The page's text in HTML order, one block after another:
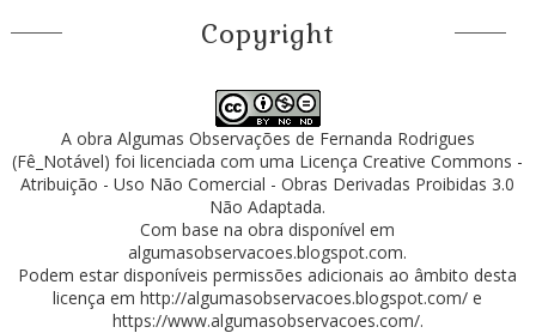
Copyright
A obra Algumas Observações de Fernanda Rodrigues
(Fê_Notável) foi licenciada com uma LicençaCreative Commons -
Atribuição - Uso Não Comercial - Obras Derivadas Proibidas 3.0
Não Adaptada.
Com base na obra disponível em
algumasobservacoes.blogspot.com.
Podem estar disponíveis permissões adicionais ao âmbito desta
licença emhttp://algumasobservacoes.blogspot.com/ e
https://www.algumasobservacoes.com/.